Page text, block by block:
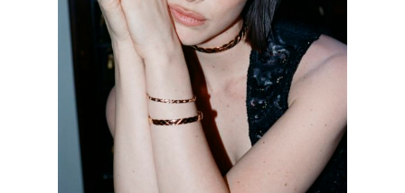
Lifestyle
Arts
Goûts
Livres
FR
EN
FR